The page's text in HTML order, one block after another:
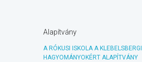
Alapítvány
A RÓKUSI ISKOLA A KLEBELSBERGI
HAGYOMÁNYOKÉRT ALAPÍTVÁNY